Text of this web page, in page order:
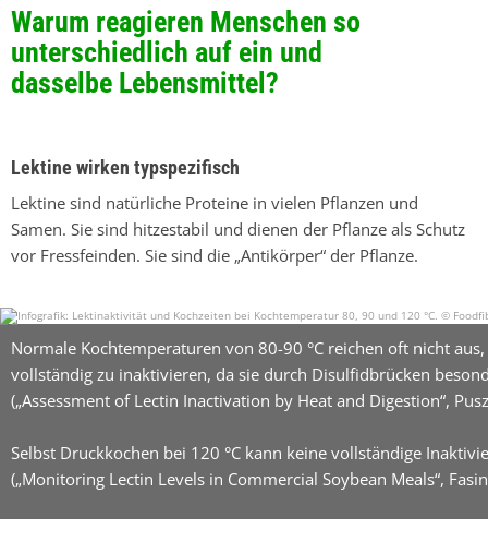
Warum reagieren Menschen so
unterschiedlich auf ein und
dasselbe Lebensmittel?
Lektine wirken typspezifisch
Lektine sind natürliche Proteine in vielen Pflanzen und
Samen. Sie sind hitzestabil und dienen der Pflanze als Schutz
vor Fressfeinden. Sie sind die „Antikörper“ der Pflanze.
Normale Kochtemperaturen von 80-90 °C reichen oft nicht
vollständig zu inaktivieren, da sie durch Disulfidbrücken
(„Assessment of Lectin Inactivation by Heat and Digestion“,
Selbst Druckkochen bei 120 °C kann keine vollständige
(„Monitoring Lectin Levels in Commercial Soybean Meals“,